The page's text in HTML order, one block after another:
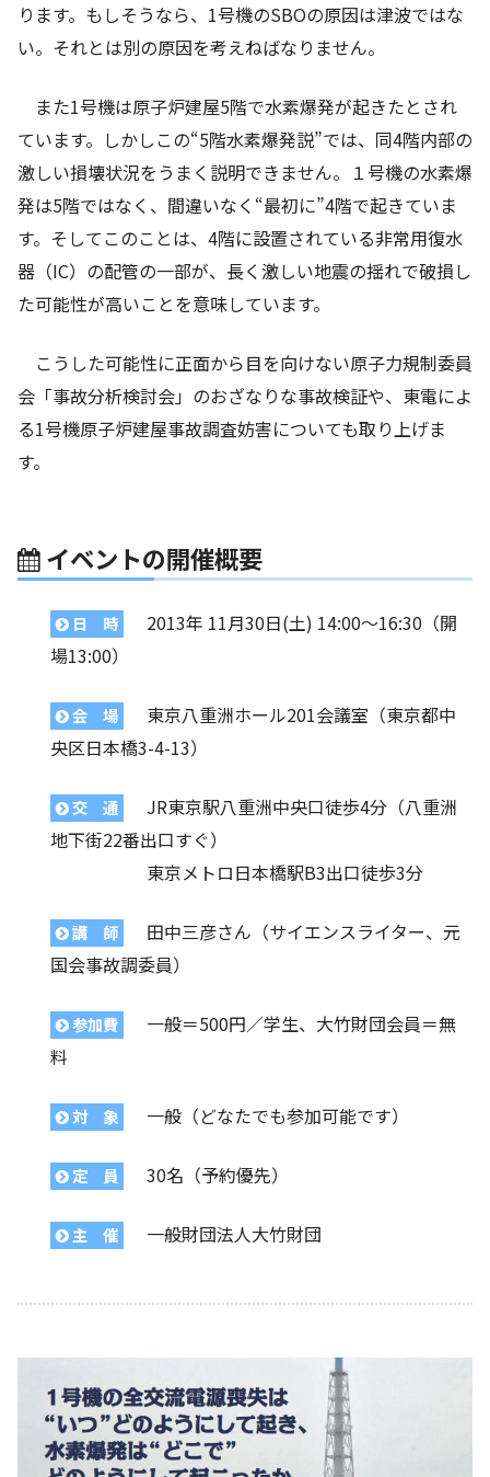
ります。もしそうなら、1号機のSBOの原因は津波ではな
い。それとは別の原因を考えねばなりません。
また1号機は原子炉建屋5階で水素爆発が起きたとされ
ています。しかしこの“5階水素爆発説”では、同4階内部の
激しい損壊状況をうまく説明できません。１号機の水素爆
発は5階ではなく、間違いなく“最初に”4階で起きていま
す。そしてこのことは、4階に設置されている非常用復水
器（IC）の配管の一部が、長く激しい地震の揺れで破損し
た可能性が高いことを意味しています。
こうした可能性に正面から目を向けない原子力規制委員
会「事故分析検討会」のおざなりな事故検証や、東電によ
る1号機原子炉建屋事故調査妨害についても取り上げま
す。
イベントの開催概要
日 時
2013年 11月30日(土) 14:00〜16:30（開
場13:00）
会 場
東京八重洲ホール201会議室（東京都中
央区日本橋3-4-13）
交 通
JR東京駅八重洲中央口徒歩4分（八重洲
地下街22番出口すぐ）
東京メトロ日本橋駅B3出口徒歩3分
講 師
田中三彦さん（サイエンスライター、元
国会事故調委員）
参加費
一般＝500円／学生、大竹財団会員＝無
料
対 象 一般（どなたでも参加可能です）
定 員 30名（予約優先）
主 催 一般財団法人大竹財団